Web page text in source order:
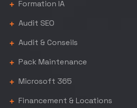
Formation IA
Audit SEO
Audit & Conseils
Pack Maintenance
Microsoft 365
Financement & Locations